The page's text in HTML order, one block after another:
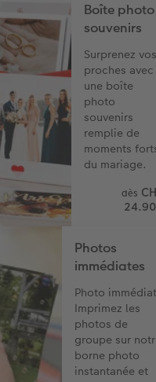
Boîte photo
souvenirs
Surprenez vos
proches avec
une boîte
photo
souvenirs
remplie de
moments
du mariage.
dès
24.90
Photos
immédiates
Photo
Imprimez les
photos de
groupe sur
borne photo
instantanée et